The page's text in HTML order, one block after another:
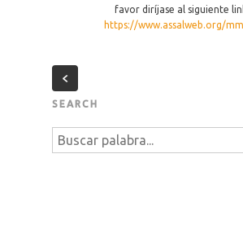
favor diríjase al siguiente
https://www.assalweb.org/
SEARCH